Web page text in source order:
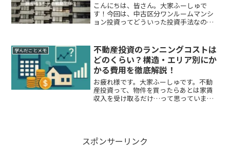
こんにちは、皆さん。大家ふーしゅで
す！今回は、中古区分ワンルームマンシ
ョン投資ってどういった投資手法なのか
の大きな物件扱う前の練習になるんじゃ
ないかな？なんて考えている...
学んだことメモ
不動産投資のランニングコストは
どのくらい？構造・エリア別にか
かる費用を徹底解説！
お疲れ様です。大家ふーしゅです。不動
産投資って、物件を買ったらあとは家賃
収入を受け取るだけ…って思っていませ
スポンサーリンク